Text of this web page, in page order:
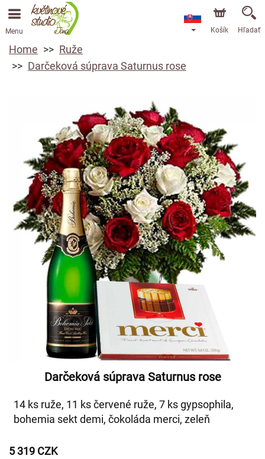
Menu Košík Hľadať
Home
Ruže
Darčeková súprava Saturnus rose
Darčeková súprava Saturnus rose
14 ks ruže, 11 ks červené ruže, 7 ks gypsophila,
bohemia sekt demi, čokoláda merci, zeleň
5 319 CZK